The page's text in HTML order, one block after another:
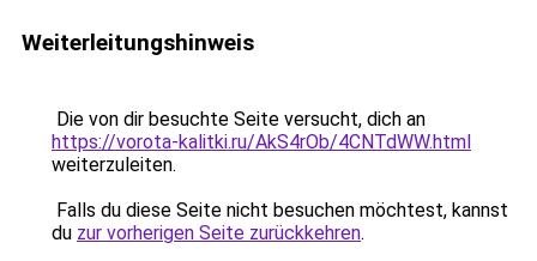
Weiterleitungshinweis
Die von dir besuchte Seite versucht, dich an
https://vorota-kalitki.ru/AkS4rOb/4CNTdWW.html
weiterzuleiten.
Falls du diese Seite nicht besuchen möchtest, kannst
du zur vorherigen Seite zurückkehren.